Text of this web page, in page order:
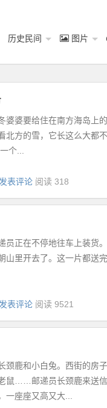
历史民间 图片
婆婆要给住在南方海岛上
北方的雪，它长这么大都
个...
发表评论 阅读 318
员正在不停地往车上装货
山里开去了。这一片都送
发表评论 阅读 9521
颈鹿和小白兔。西街的房
鼠……邮递员长颈鹿来送
一座座又高又大...